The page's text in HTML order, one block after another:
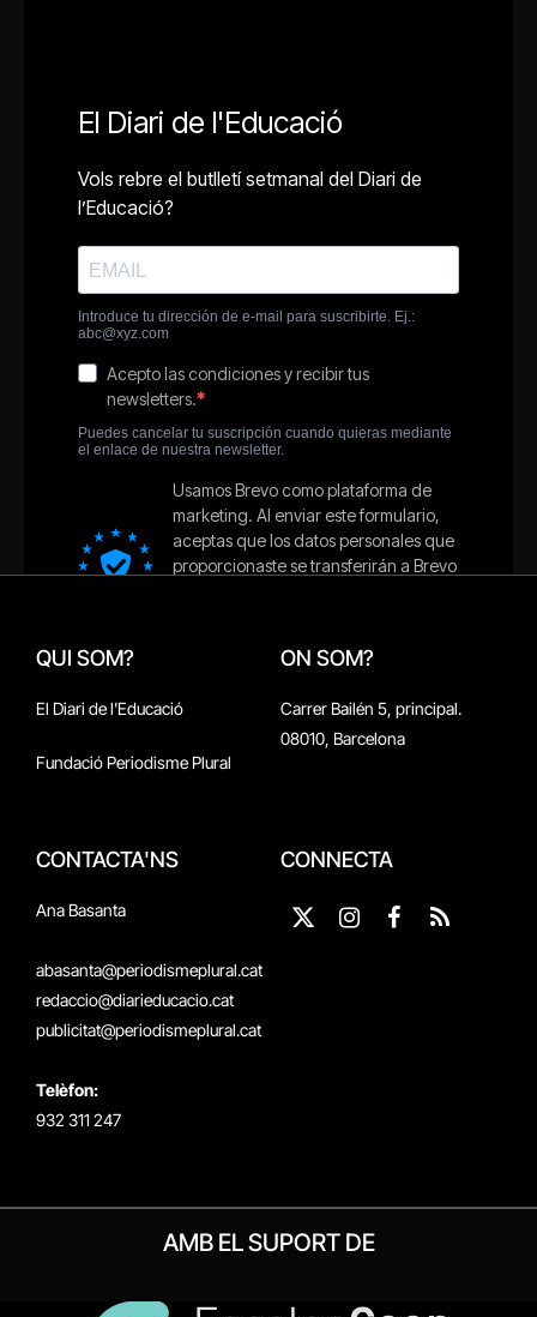
QUI SOM?
El Diari de l'Educació
Fundació Periodisme Plural
ON SOM?
Carrer Bailén 5, principal.
08010, Barcelona
CONTACTA'NS
Ana Basanta
abasanta@periodismeplural.cat
redaccio@diarieducacio.cat
publicitat@periodismeplural.cat
Telèfon:
932 311 247
CONNECTA
X
InstagramFacebook
RSS
AMB EL SUPORT DE